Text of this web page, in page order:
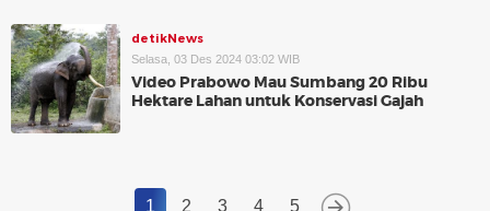
detikNews
Selasa, 03 Des 2024 03:02 WIB
Video Prabowo Mau Sumbang 20 Ribu
Hektare Lahan untuk Konservasi Gajah
1 2 3 4 5